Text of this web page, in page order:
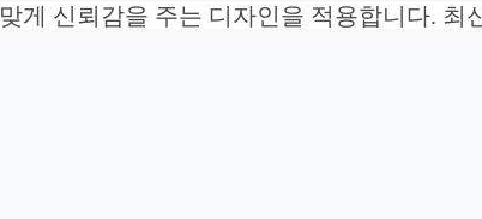
맞게 신뢰감을 주는 디자인을 적용합니다. 최